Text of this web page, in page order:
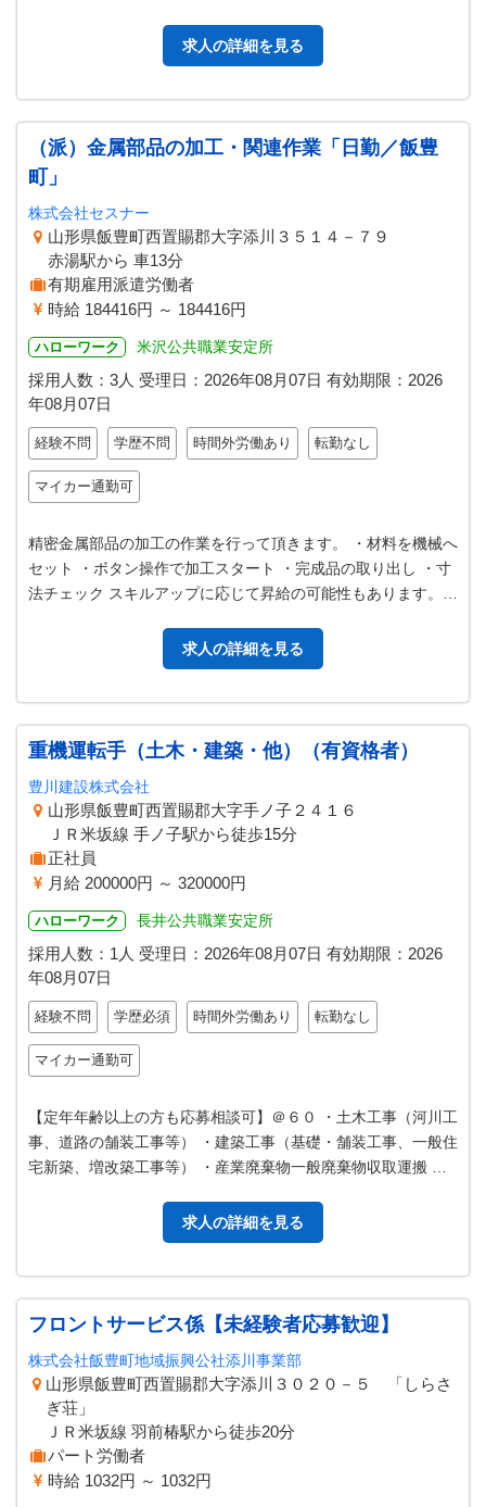
求人の詳細を見る
（派）金属部品の加工・関連作業「日勤／飯豊
町」
株式会社セスナー
山形県飯豊町西置賜郡大字添川３５１４－７９
赤湯駅から 車13分
有期雇用派遣労働者
時給 184416円 ～ 184416円
ハローワーク 米沢公共職業安定所
採用人数：3人 受理日： 2026年08月07日 有効期限： 2026
年08月07日
経験不問 学歴不問 時間外労働あり 転勤なし
マイカー通勤可
精密金属部品の加工の作業を行って頂きます。 ・材料を機械へ
セット ・ボタン操作で加工スタート ・完成品の取り出し ・寸
法チェック スキルアップに応じて昇給の可能性もあります。
求人の詳細を見る
重機運転手（土木・建築・他）（有資格者）
豊川建設株式会社
山形県飯豊町西置賜郡大字手ノ子２４１６
ＪＲ米坂線 手ノ子駅から徒歩15分
正社員
月給 200000円 ～ 320000円
ハローワーク 長井公共職業安定所
採用人数：1人 受理日： 2026年08月07日 有効期限： 2026
年08月07日
経験不問 学歴必須 時間外労働あり 転勤なし
マイカー通勤可
【定年年齢以上の方も応募相談可】＠６０ ・土木工事（河川工
事、道路の舗装工事等） ・建築工事（基礎・舗装工事、一般住
宅新築、増改築工事等） ・産業廃棄物一般廃棄物収取運搬 ・
求人の詳細を見る
フロントサービス係【未経験者応募歓迎】
株式会社飯豊町地域振興公社添川事業部
山形県飯豊町西置賜郡大字添川３０２０－５ 「しらさ
ぎ荘」
ＪＲ米坂線 羽前椿駅から徒歩20分
パート労働者
時給 1032円 ～ 1032円